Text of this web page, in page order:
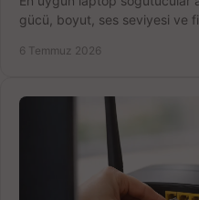
gücü, boyut, ses seviyesi ve
6 Temmuz 2026